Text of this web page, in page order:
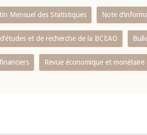
Mensuel des Statistiques Note
et de recherche de la BCEAO
Revue économique et monétaire